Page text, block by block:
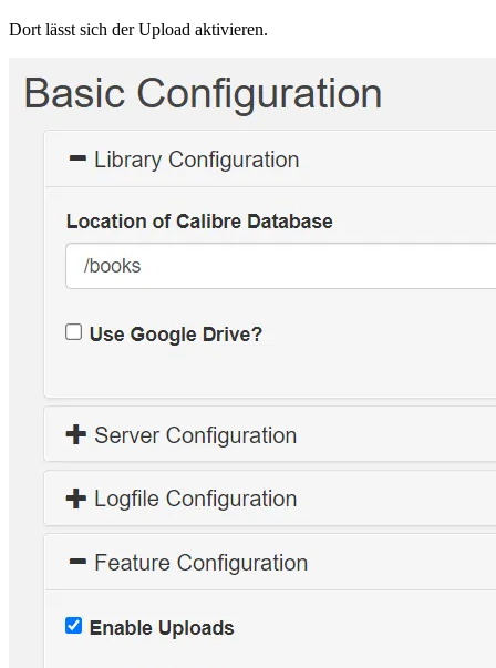
Dort lässt sich der Upload aktivieren.